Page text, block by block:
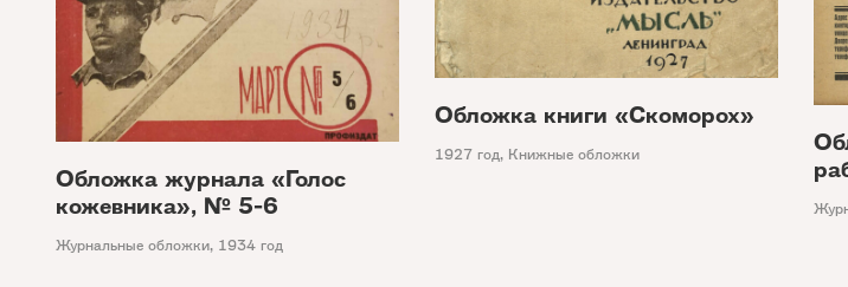
Обложка книги «Скоморох»
1927 год, Книжные обложки
Обложка журнала «Голос
кожевника», № 5-6
Журнальные обложки, 1934 год